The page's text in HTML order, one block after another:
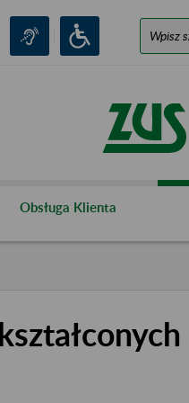
Obsługa Klienta